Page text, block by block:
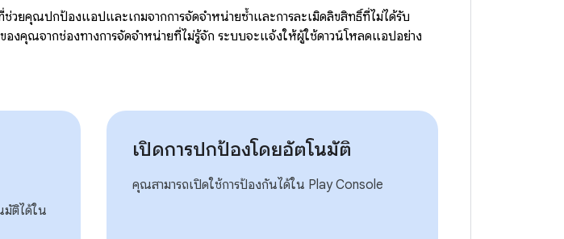
วยคุณปกป้องแอปและเกมจากการจัดจำหน่ายซ้ำและการละเมิดลิขสิทธิ์ที่ไม่ได้รับ
งคุณจากช่องทางการจัดจำหน่ายที่ไม่รู้จัก ระบบจะแจ้งให้ผู้ใช้ดาวน์โหลดแอปอย่าง
มัติได้ใน
เปิดการปกป้องโดยอัตโนมัติ
คุณสามารถเปิดใช้การป้องกันได้ใน Play Console